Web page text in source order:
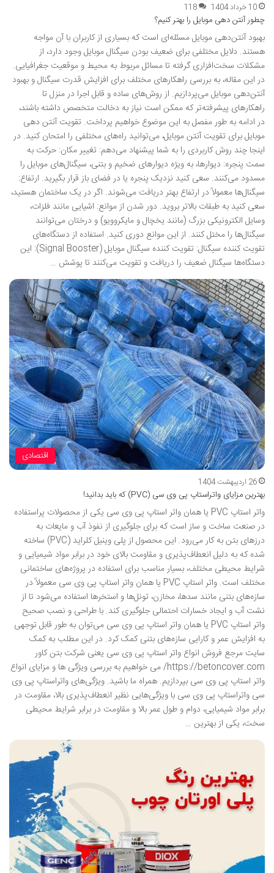
10 خرداد 1404 118
چطور آنتن دهی موبایل را بهتر کنیم؟
بهبود آنتن‌دهی موبایل مسئله‌ای است که بسیاری از کاربران با آن مواجه
هستند. دلایل مختلفی برای ضعیف بودن سیگنال موبایل وجود دارد، از
مشکلات سخت‌افزاری گرفته تا مسائل مربوط به محیط و موقعیت جغرافیایی.
در این مقاله، به بررسی راهکارهای مختلف برای افزایش قدرت سیگنال و بهبود
آنتن‌دهی موبایل می‌پردازیم. از روش‌های ساده و قابل اجرا در منزل تا
راهکارهای پیشرفته‌تر که ممکن است نیاز به دخالت متخصص داشته باشند،
در ادامه به طور مفصل به این موضوع خواهیم پرداخت. تقویت آنتن دهی
موبایل برای تقویت آنتن موبایل، می‌توانید راه‌های مختلفی را امتحان کنید. در
اینجا چند روش کاربردی را به شما پیشنهاد می‌دهم: تغییر مکان: حرکت به
سمت پنجره: دیوارها، به ویژه دیوارهای ضخیم و بتنی، سیگنال‌های موبایل را
مسدود می‌کنند. سعی کنید نزدیک پنجره یا در فضای باز قرار بگیرید. ارتفاع:
سیگنال‌ها معمولاً در ارتفاع بهتر دریافت می‌شوند. اگر در یک ساختمان هستید،
سعی کنید به طبقات بالاتر بروید. دور شدن از موانع: اشیایی مانند فلزات،
وسایل الکترونیکی بزرگ (مانند یخچال و مایکروویو) و درختان می‌توانند
سیگنال‌ها را مختل کنند. از این موانع دوری کنید. استفاده از دستگاه‌های
تقویت کننده سیگنال: تقویت کننده سیگنال موبایل (Signal Booster): این
دستگاه‌ها سیگنال ضعیف را دریافت و تقویت می‌کنند تا پوشش …
اقتصادی
26 اردیبهشت 1404
بهترین مزایای واتراستاپ پی وی سی (PVC) که باید بدانید!
واتر استاپ PVC یا همان واتر استاپ پی وی سی یکی از محصولات پراستفاده
در صنعت ساخت و ساز است که برای جلوگیری از نفوذ آب و مایعات به
درزهای بتن به کار می‌رود. این محصول از پلی وینیل کلراید (PVC) ساخته
شده که به دلیل انعطاف‌پذیری و مقاومت بالای خود در برابر مواد شیمیایی و
شرایط محیطی مختلف، بسیار مناسب برای استفاده در پروژه‌های ساختمانی
مختلف است. واتر استاپ PVC یا همان واتر استاپ پی وی سی معمولاً در
سازه‌های بتنی مانند سدها، مخازن، تونل‌ها و استخرها استفاده می‌شود تا از
نشت آب و ایجاد خسارات احتمالی جلوگیری کند. با طراحی و نصب صحیح
واتر استاپ PVC یا همان واتر استاپ پی وی سی می‌توان به طور قابل توجهی
به افزایش عمر و کارایی سازه‌های بتنی کمک کرد. در این مطلب به کمک
سایت مرجع فروش انواع واتر استاپ پی وی سی یعنی شرکت بتن کاور
https://betoncover.com/ می خواهیم به بررسی ویژگی ها و مزایای انواع
واتر استاپ پی وی سی بپردازیم. همراه ما باشید. ویژگی‌های واتراستاپ پی وی
سی واتراستاپ پی وی سی با ویژگی‌هایی نظیر انعطاف‌پذیری بالا، مقاومت در
برابر مواد شیمیایی، دوام و طول عمر بالا و مقاومت در برابر شرایط محیطی
سخت، یکی از بهترین …